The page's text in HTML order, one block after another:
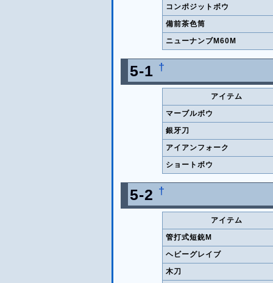
コンポジットボウ
備前茶色筒
ニューナンブM60M
5-1 †
アイテム
マーブルボウ
銀牙刀
アイアンフォーク
ショートボウ
5-2 †
アイテム
管打式短銃M
ヘビーグレイブ
木刀